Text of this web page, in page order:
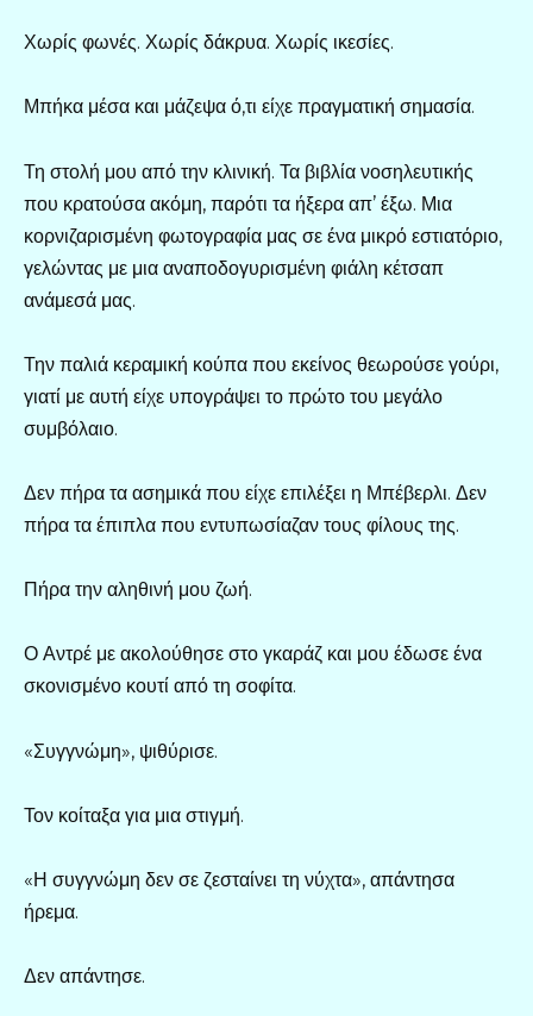
Χωρίς φωνές. Χωρίς δάκρυα. Χωρίς ικεσίες.
Μπήκα μέσα και μάζεψα ό,τι είχε πραγματική σημασία.
Τη στολή μου από την κλινική. Τα βιβλία νοσηλευτικής
που κρατούσα ακόμη, παρότι τα ήξερα απ’ έξω. Μια
κορνιζαρισμένη φωτογραφία μας σε ένα μικρό εστιατόριο,
γελώντας με μια αναποδογυρισμένη φιάλη κέτσαπ
ανάμεσά μας.
Την παλιά κεραμική κούπα που εκείνος θεωρούσε γούρι,
γιατί με αυτή είχε υπογράψει το πρώτο του μεγάλο
συμβόλαιο.
Δεν πήρα τα ασημικά που είχε επιλέξει η Μπέβερλι. Δεν
πήρα τα έπιπλα που εντυπωσίαζαν τους φίλους της.
Πήρα την αληθινή μου ζωή.
Ο Αντρέ με ακολούθησε στο γκαράζ και μου έδωσε ένα
σκονισμένο κουτί από τη σοφίτα.
«Συγγνώμη», ψιθύρισε.
Τον κοίταξα για μια στιγμή.
«Η συγγνώμη δεν σε ζεσταίνει τη νύχτα», απάντησα
ήρεμα.
Δεν απάντησε.